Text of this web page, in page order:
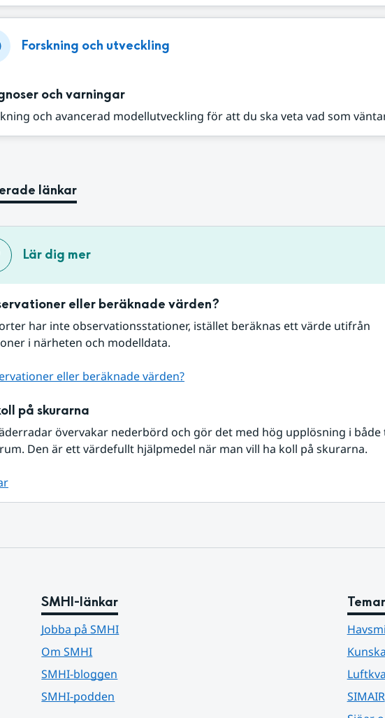
Forskning och utveckling
och varningar
och avancerad modellutveckling för att du ska veta vad som
länkar
Lär dig mer
eller beräknade värden?
har inte observationsstationer, istället beräknas ett värde utifrån
i närheten och modelldata.
eller beräknade värden?
på skurarna
övervakar nederbörd och gör det med hög upplösning i både
Den är ett värdefullt hjälpmedel när man vill ha koll på skurarna.
SMHI-länkar
Jobba på SMHI
Om SMHI
SMHI-bloggen
SMHI-podden
SIMAIR